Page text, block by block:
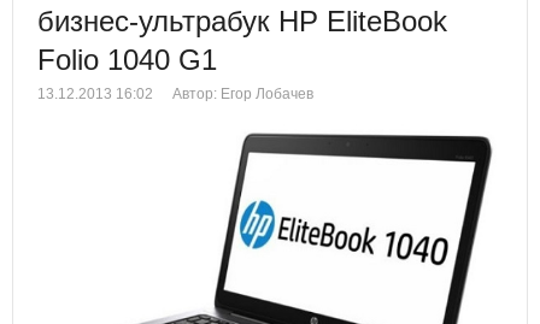
бизнес-ультрабук HP EliteBook
Folio 1040 G1
13.12.2013 16:02 Автор: Егор Лобачев